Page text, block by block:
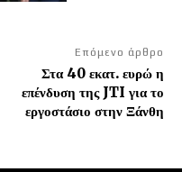
Επόμενο άρθρο
Στα 40 εκατ. ευρώ η
επένδυση της JTI για το
εργοστάσιο στην Ξάνθη